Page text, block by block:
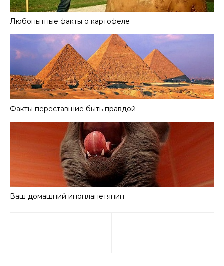
Любопытные факты о картофеле
Факты переставшие быть правдой
Ваш домашний инопланетянин